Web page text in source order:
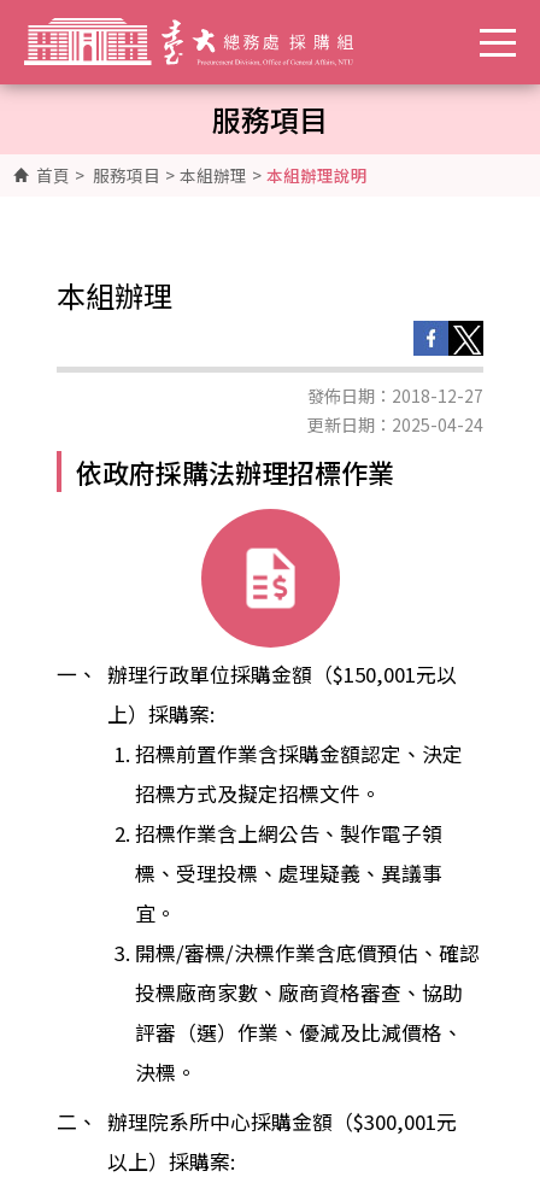
服務項目
首頁 > 服務項目 > 本組辦理 > 本組辦理說明
本組辦理
發佈日期：2018-12-27
更新日期：2025-04-24
依政府採購法辦理招標作業
一、
辦理行政單位採購金額（$150,001元以
上）採購案:
招標前置作業含採購金額認定、決定
招標方式及擬定招標文件。
招標作業含上網公告、製作電子領
標、受理投標、處理疑義、異議事
宜。
開標/審標/決標作業含底價預估、確認
投標廠商家數、廠商資格審查、協助
評審（選）作業、優減及比減價格、
決標。
二、
辦理院系所中心採購金額（$300,001元
以上）採購案: